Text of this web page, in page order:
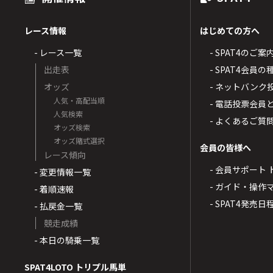
レース情報
- レース一覧
出走表
オッズ
人気・高配当順
人気検索
オッズ検索
オッズ賭式選択
レース傾向
- 変更情報一覧
- 着順速報
- 払戻金一覧
競走成績
- 本日の騎乗一覧
SPAT4LOTO トリプル馬単
はじめての方へ
- SPAT4のご案
- SPAT4会員の
- ネットバンク
- 電話投票会員
- よくあるご質
会員の皆様へ
- 会員サポート
- ガイド・操作
- SPAT4発売日